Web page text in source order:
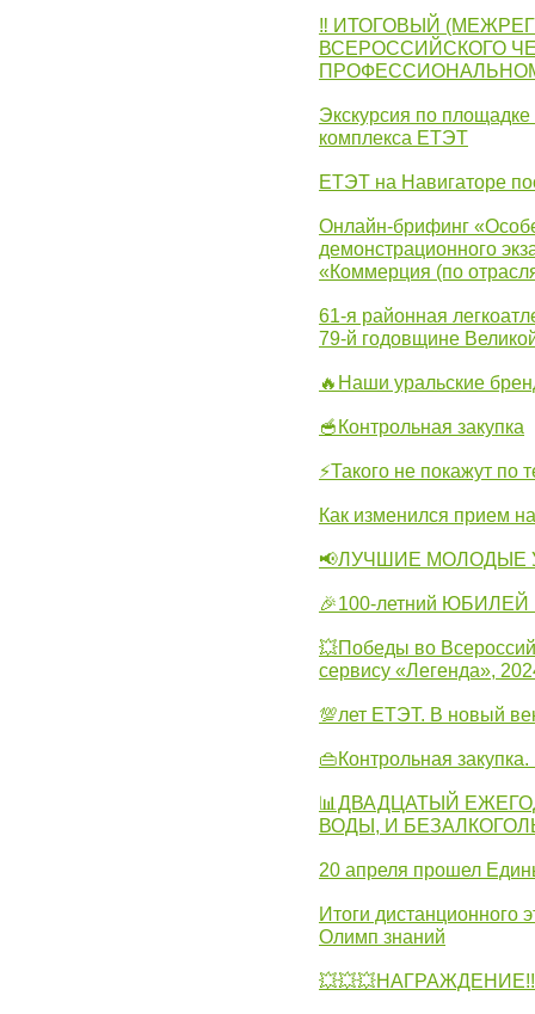
‼ ИТОГОВЫЙ
ВСЕРОССИЙСКОГО
Экскурсия по
комплекса ЕТЭТ
ЕТЭТ на Навигаторе
Онлайн-брифинг
демонстрационного
«Коммерция (по
61-я районная
79-й годовщине
🔥Наши уральские
🥣Контрольная закупка
⚡Такого не покажут по
Как изменился прием
📢ЛУЧШИЕ МОЛОДЫЕ
🎉100-летний ЮБИЛЕЙ
💥Победы во
сервису «Легенда»,
💯лет ЕТЭТ. В новый
👜Контрольная
📊ДВАДЦАТЫЙ
ВОДЫ, И
20 апреля прошел
Итоги дистанционного
Олимп знаний